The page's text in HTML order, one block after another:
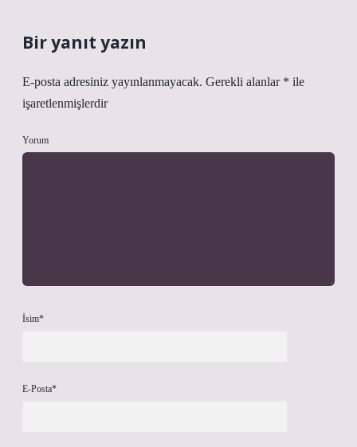
Bir yanıt yazın
E-posta adresiniz yayınlanmayacak. Gerekli alanlar * ile
işaretlenmişlerdir
Yorum
İsim*
E-Posta*